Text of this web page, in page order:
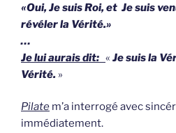
«Oui, Je suis Roi, et Je suis
révéler la Vérité.»
…
Je lui aurais dit: « Je suis la
Vérité. »
Pilate m’a interrogé avec
immédiatement.